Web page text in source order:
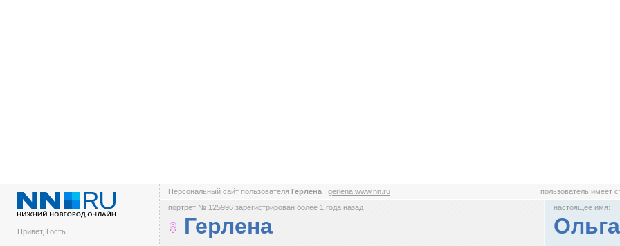
Привет, Гость !
Персональный сайт пользователя Герлена : gerlena.www.nn.ru пользователь имеет
портрет № 125996 зарегистрирован более 1 года назад
Герлена
настоящее имя:
Ольга